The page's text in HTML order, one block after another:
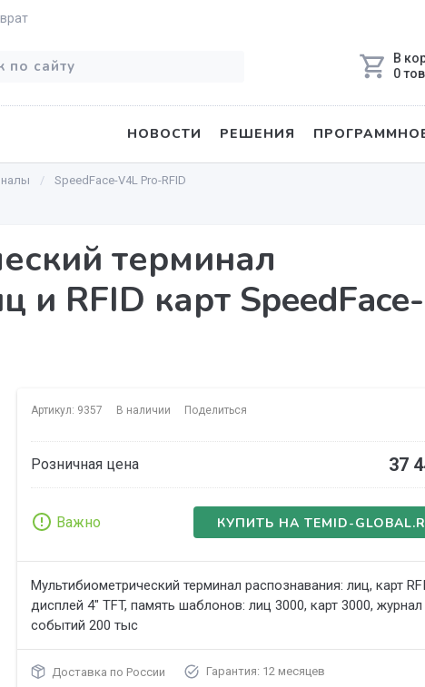
В
0
НОВОСТИ РЕШЕНИЯ
SpeedFace-V4L Pro-RFID
терминал
и RFID карт SpeedFace-
Артикул: 9357 В наличии Поделиться
Розничная цена 37
Важно КУПИТЬ НА TEMID-
Мультибиометрический терминал распознавания: лиц, карт
дисплей 4" TFT, память шаблонов: лиц 3000, карт 3000, журнал
событий 200 тыс
Доставка по России Гарантия: 12 месяцев